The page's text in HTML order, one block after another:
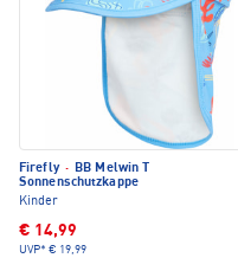
Firefly ·
BB Melwin T
Sonnenschutzkappe
Kinder
€ 14,99
UVP* € 19,99